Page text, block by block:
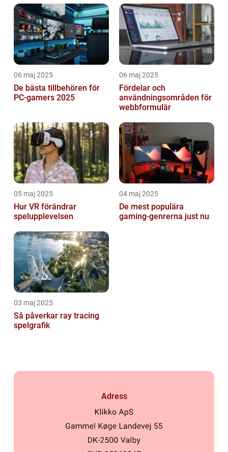
06 maj 2025
De bästa tillbehören för
PC-gamers 2025
06 maj 2025
Fördelar och
användningsområden för
webbformulär
05 maj 2025
Hur VR förändrar
spelupplevelsen
04 maj 2025
De mest populära
gaming-genrerna just nu
03 maj 2025
Så påverkar ray tracing
spelgrafik
Adress